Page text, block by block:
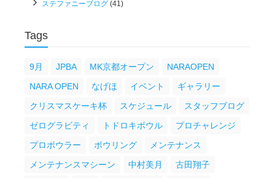
ステファニーブログ (41)
Tags
9月 JPBA MK京都オープン
NARAOPEN
NARA OPEN
なげほ イベント
ギャラリー
クリスマスケーキ杯
スケジュール
スタッフブログ
ゼログラビティ
トドロキボウル
プロチャレンジ
プロボウラー
ボウリング
メンテナンス
メンテナンスマシーン
中村美月
古田翔子